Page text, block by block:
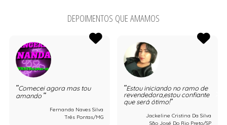
DEPOIMENTOS QUE AMAMOS
Comecei agora mas tou
amando
Fernanda Naves Silva
Três Pontas/MG
Estou iniciando no ramo de
revendedora,estou confiante
que será ótimo!
Jackeline Cristina Da Silva
São José Do Rio Preto/SP